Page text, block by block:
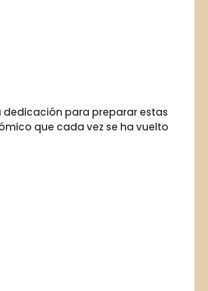
para preparar estas
que cada vez se ha vuelto